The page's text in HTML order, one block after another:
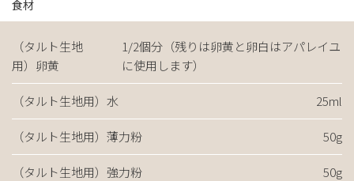
食材
（タルト生地
用）卵黄
1/2個分（残りは卵黄と卵白はアパレイユ
に使用します）
（タルト生地用）水 25ml
（タルト生地用）薄力粉 50g
（タルト生地用）強力粉 50g